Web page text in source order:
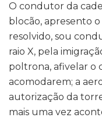
O condutor da
blocão, apresento
resolvido, sou
raio X, pela
poltrona, afivelar o
acomodarem; a
autorização da
mais uma vez